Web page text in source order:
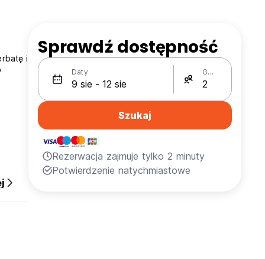
i
Sprawdź dostępność
Daty Gości
Szukaj
Rezerwacja zajmuje tylko 2 minuty
Potwierdzenie natychmiastowe